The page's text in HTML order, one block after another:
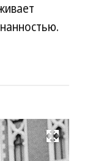
Развернуть на весь экран